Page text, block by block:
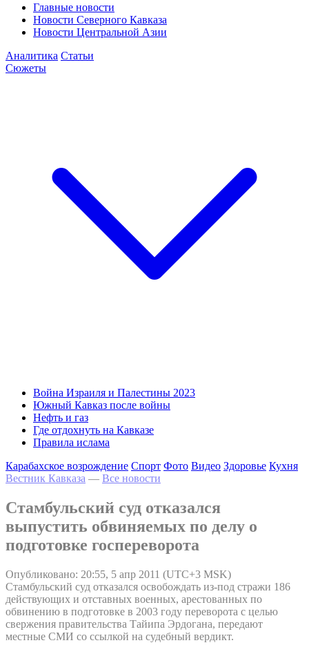
Главные новости
Новости Северного Кавказа
Новости Центральной Азии
Аналитика Статьи
Сюжеты
Война Израиля и Палестины 2023
Южный Кавказ после войны
Нефть и газ
Где отдохнуть на Кавказе
Правила ислама
Карабахское возрождение Спорт Фото Видео Здоровье Кухня
Вестник Кавказа — Все новости
Стамбульский суд отказался
выпустить обвиняемых по делу о
подготовке госпереворота
Опубликовано: 20:55, 5 апр 2011 (UTC+3 MSK)
Стамбульский суд отказался освобождать из-под стражи 186
действующих и отставных военных, арестованных по
обвинению в подготовке в 2003 году переворота с целью
свержения правительства Тайипа Эрдогана, передают
местные СМИ со ссылкой на судебный вердикт.